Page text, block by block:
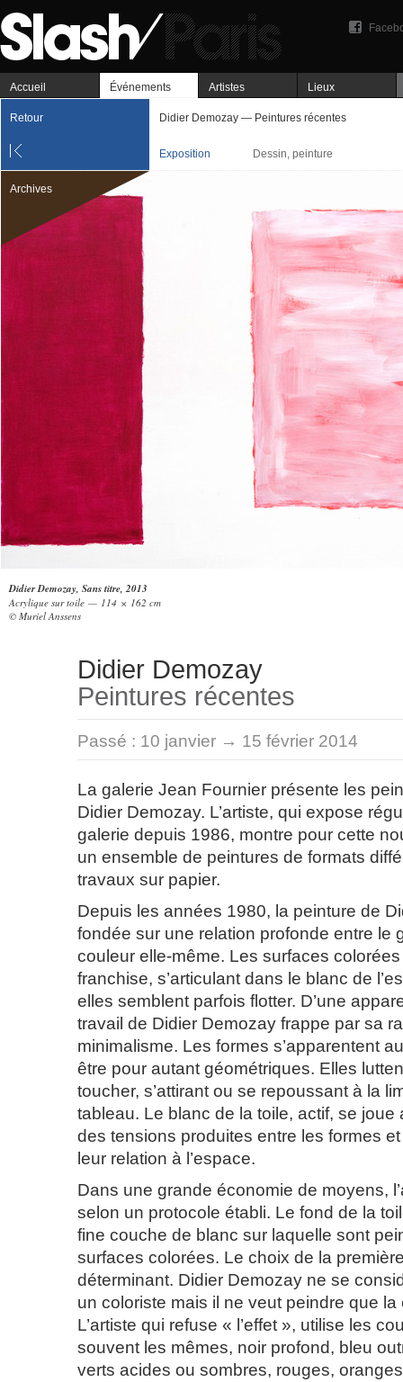
Accueil Événements Artistes Lieux
Retour Didier Demozay — Peintures récentes
Exposition Dessin, peinture
Archives
Didier Demozay, Sans titre, 2013
Acrylique sur toile — 114 × 162 cm
© Muriel Anssens
Didier Demozay
Peintures récentes
Passé : 10 janvier → 15 février 2014
La galerie Jean Fournier présente les
Didier Demozay. L’artiste, qui expose
galerie depuis 1986, montre pour cette
un ensemble de peintures de formats
travaux sur papier.
Depuis les années 1980, la peinture de
fondée sur une relation profonde entre le
couleur elle-même. Les surfaces
franchise, s’articulant dans le blanc de
elles semblent parfois flotter. D’une
travail de Didier Demozay frappe par sa
minimalisme. Les formes s’apparentent
être pour autant géométriques. Elles
toucher, s’attirant ou se repoussant à la
tableau. Le blanc de la toile, actif, se joue
des tensions produites entre les formes
leur relation à l’espace.
Dans une grande économie de moyens,
selon un protocole établi. Le fond de la
fine couche de blanc sur laquelle sont
surfaces colorées. Le choix de la
déterminant. Didier Demozay ne se
un coloriste mais il ne veut peindre que
L’artiste qui refuse « l’effet », utilise les
souvent les mêmes, noir profond, bleu
verts acides ou sombres, rouges,